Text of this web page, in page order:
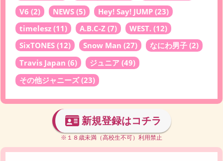
V6 (2) NEWS (5) Hey! Say! JUMP (23)
timelesz (11) A.B.C-Z (7) WEST. (12)
SixTONES (12) Snow Man (27) なにわ男子 (2)
Travis Japan (6) ジュニア (49)
その他ジャニーズ(23)
新規登録はコチラ
※１８歳未満（高校生不可）利用禁止